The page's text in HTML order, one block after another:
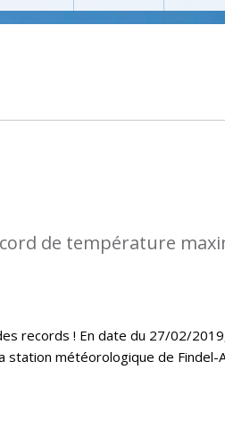
de température
records ! En date du 27/02/
station météorologique de Findel-